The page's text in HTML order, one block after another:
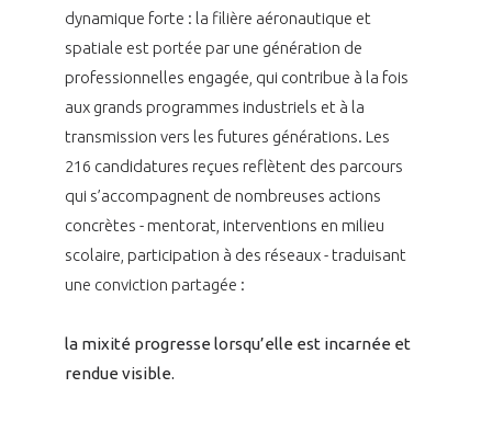
dynamique forte : la filière aéronautique et
spatiale est portée par une génération de
professionnelles engagée, qui contribue à la fois
aux grands programmes industriels et à la
transmission vers les futures générations. Les
216 candidatures reçues reflètent des parcours
qui s’accompagnent de nombreuses actions
concrètes - mentorat, interventions en milieu
scolaire, participation à des réseaux - traduisant
une conviction partagée :
la mixité progresse lorsqu’elle est incarnée et
rendue visible.